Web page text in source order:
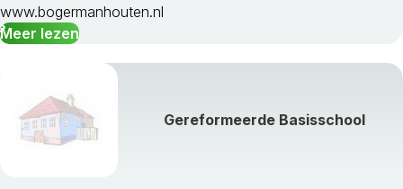
www.bogermanhouten.nl
Meer lezen
Gereformeerde Basisschool